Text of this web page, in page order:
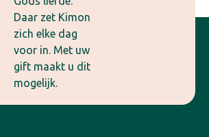
Daar zet Kimon
zich elke dag
voor in. Met uw
gift maakt u dit
mogelijk.